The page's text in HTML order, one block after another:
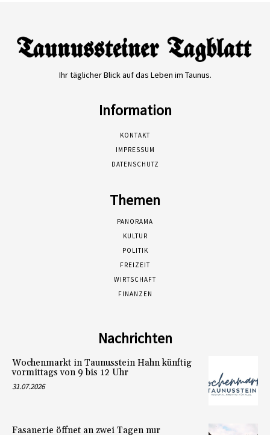
Ihr täglicher Blick auf das Leben im Taunus.
Information
KONTAKT
IMPRESSUM
DATENSCHUTZ
Themen
PANORAMA
KULTUR
POLITIK
FREIZEIT
WIRTSCHAFT
FINANZEN
Nachrichten
Wochenmarkt in Taunusstein Hahn künftig
vormittags von 9 bis 12 Uhr
31.07.2026
Fasanerie öffnet an zwei Tagen nur